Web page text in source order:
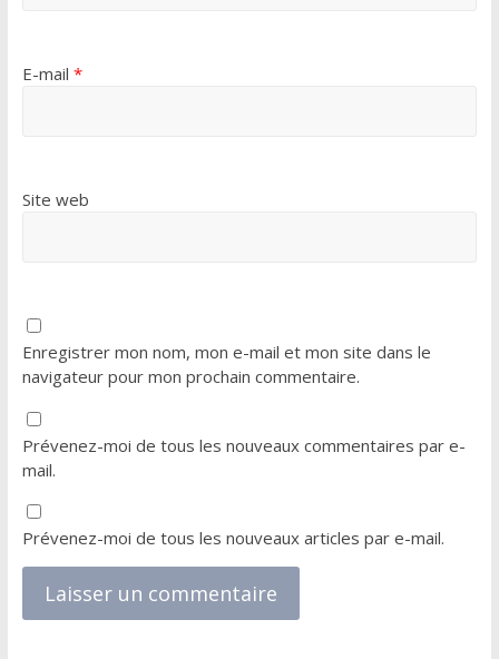
E-mail *
Site web
Enregistrer mon nom, mon e-mail et mon site dans le
navigateur pour mon prochain commentaire.
Prévenez-moi de tous les nouveaux commentaires par e-
mail.
Prévenez-moi de tous les nouveaux articles par e-mail.